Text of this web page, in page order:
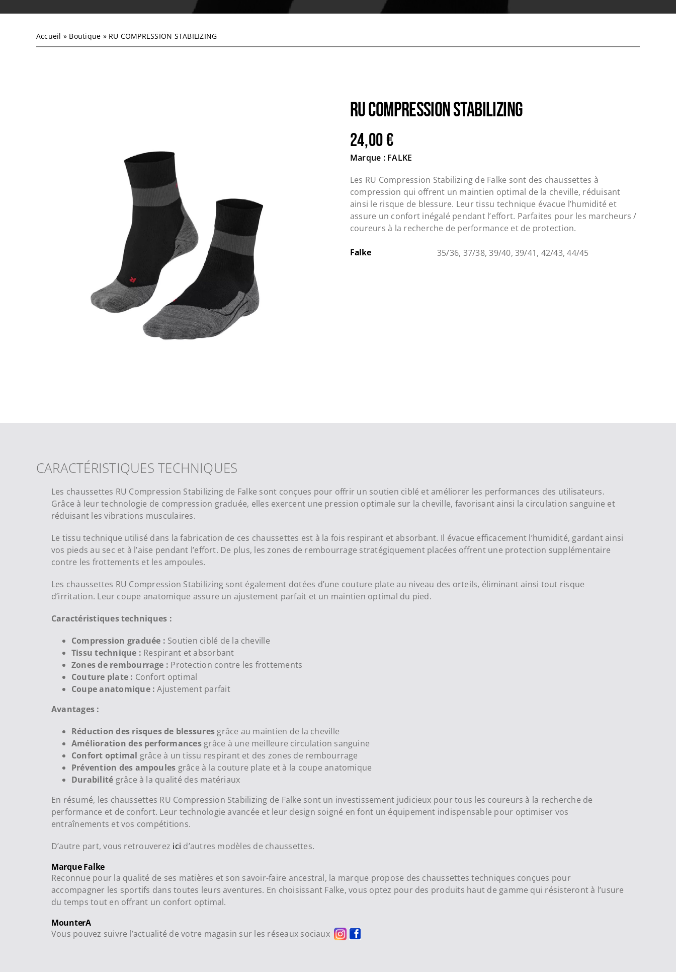
Accueil » Boutique » RU COMPRESSION STABILIZING
RU COMPRESSION STABILIZING
24,00€
Marque : FALKE
Les RU Compression Stabilizing de Falke sont des chaussettes à
compression qui offrent un maintien optimal de la cheville, réduisant
ainsi le risque de blessure. Leur tissu technique évacue l’humidité et
assure un confort inégalé pendant l’effort. Parfaites pour les marcheurs /
coureurs à la recherche de performance et de protection.
Falke 35/36, 37/38, 39/40, 39/41, 42/43, 44/45
CARACTÉRISTIQUES TECHNIQUES
Les chaussettes RU Compression Stabilizing de Falke sont conçues pour offrir un soutien ciblé et améliorer les performances des utilisateurs.
Grâce à leur technologie de compression graduée, elles exercent une pression optimale sur la cheville, favorisant ainsi la circulation sanguine et
réduisant les vibrations musculaires.
Le tissu technique utilisé dans la fabrication de ces chaussettes est à la fois respirant et absorbant. Il évacue efficacement l’humidité, gardant ainsi
vos pieds au sec et à l’aise pendant l’effort. De plus, les zones de rembourrage stratégiquement placées offrent une protection supplémentaire
contre les frottements et les ampoules.
Les chaussettes RU Compression Stabilizing sont également dotées d’une couture plate au niveau des orteils, éliminant ainsi tout risque
d’irritation. Leur coupe anatomique assure un ajustement parfait et un maintien optimal du pied.
Caractéristiques techniques :
Compression graduée : Soutien ciblé de la cheville
Tissu technique : Respirant et absorbant
Zones de rembourrage : Protection contre les frottements
Couture plate : Confort optimal
Coupe anatomique : Ajustement parfait
Avantages :
Réduction des risques de blessures grâce au maintien de la cheville
Amélioration des performancesgrâce à une meilleure circulation sanguine
Confort optimal grâce à un tissu respirant et des zones de rembourrage
Prévention des ampoules grâce à la couture plate et à la coupe anatomique
Durabilité grâce à la qualité des matériaux
En résumé, les chaussettes RU Compression Stabilizing de Falke sont un investissement judicieux pour tous les coureurs à la recherche de
performance et de confort. Leur technologie avancée et leur design soigné en font un équipement indispensable pour optimiser vos
entraînements et vos compétitions.
D’autre part, vous retrouverez ici d’autres modèles de chaussettes.
Marque Falke
Reconnue pour la qualité de ses matières et son savoir-faire ancestral, la marque propose des chaussettes techniques conçues pour
accompagner les sportifs dans toutes leurs aventures. En choisissant Falke, vous optez pour des produits haut de gamme qui résisteront à l’usure
du temps tout en offrant un confort optimal.
MounterA
Vous pouvez suivre l’actualité de votre magasin sur les réseaux sociaux